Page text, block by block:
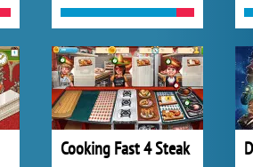
Cooking Fast 4 Steak